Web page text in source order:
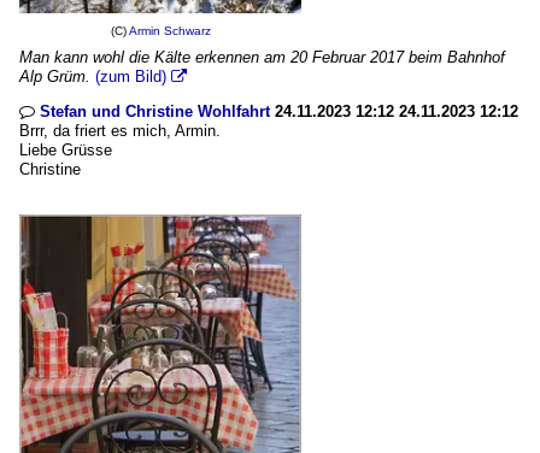
(C)Armin Schwarz
Man kann wohl die Kälte erkennen am 20 Februar 2017 beim Bahnhof
Alp Grüm. (zum Bild) 
 Stefan und Christine Wohlfahrt24.11.2023 12:12 24.11.2023 12:12
Brrr, da friert es mich, Armin.
Liebe Grüsse
Christine